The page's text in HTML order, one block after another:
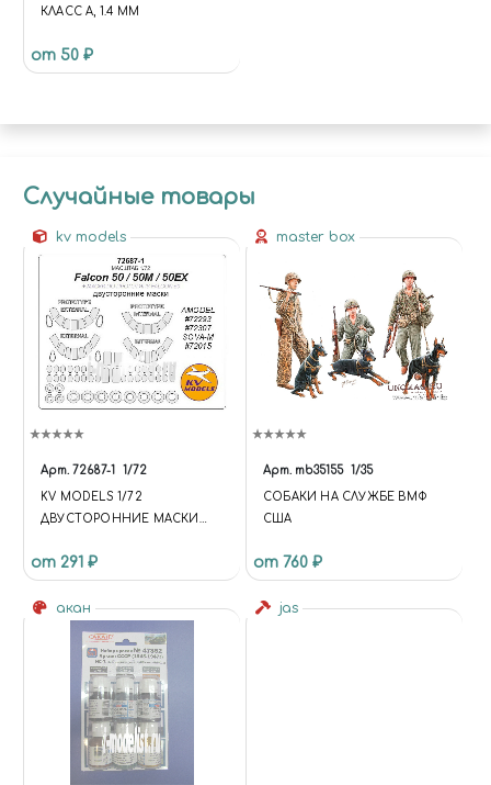
КЛАСС А, 1.4 ММ
от 50 ₽
Случайные товары
kv models
Арт. 72687-1 1/72
KV MODELS 1/72
ДВУСТОРОННИЕ МАСКИ
от 291 ₽
master box
Арт. mb35155 1/35
СОБАКИ НА СЛУЖБЕ ВМФ
США
от 760 ₽
акан jas